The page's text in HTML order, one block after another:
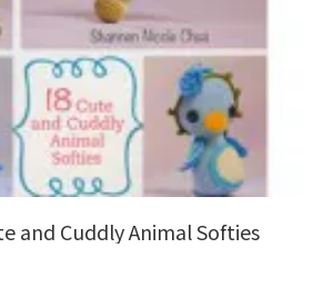
and Cuddly Animal Softies